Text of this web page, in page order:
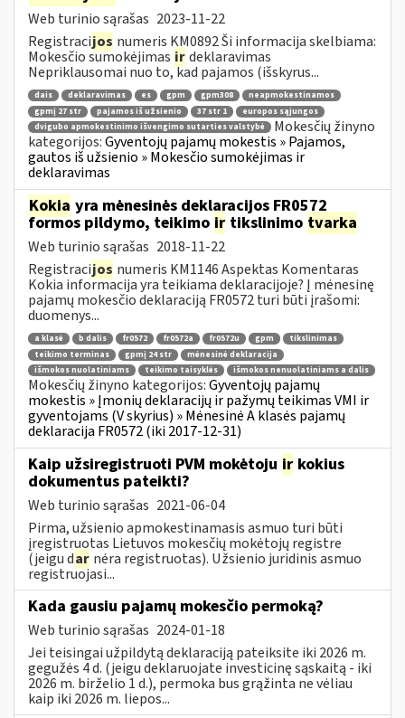
Web turinio sąrašas 2023-11-22
Registracijos numeris KM0892 Ši informacija skelbiama:
Mokesčio sumokėjimas irdeklaravimas
Nepriklausomai nuo to, kad pajamos (išskyrus...
dais deklaravimas es gpm gpm308
neapmokestinamos
gpmį 27 str
pajamos iš užsienio 37 str 1
europos sąjungos
dvigubo apmokestinimo išvengimo sutarties valstybė
Mokesčių žinyno
kategorijos:Gyventojų pajamų mokestis » Pajamos,
gautos iš užsienio » Mokesčio sumokėjimas ir
deklaravimas
Kokia yra mėnesinės deklaracijos FR0572
formos pildymo, teikimo ir tikslinimo tvarka
Web turinio sąrašas 2018-11-22
Registracijos numeris KM1146 Aspektas Komentaras
Kokia informacija yra teikiama deklaracijoje? Į mėnesinę
pajamų mokesčio deklaraciją FR0572 turi būti įrašomi:
duomenys...
a klasė b dalis fr0572 fr0572a fr0572u gpm
tikslinimas
teikimo terminas
gpmį 24 str
mėnesinė deklaracija
išmokos nuolatiniams
teikimo taisyklės išmokos nenuolatiniams a dalis
Mokesčių žinyno kategorijos:Gyventojų pajamų
mokestis » Įmonių deklaracijų ir pažymų teikimas VMI ir
gyventojams (V skyrius) » Mėnesinė A klasės pajamų
deklaracija FR0572 (iki 2017-12-31)
Kaip užsiregistruoti PVM mokėtoju ir kokius
dokumentus pateikti?
Web turinio sąrašas 2021-06-04
Pirma, užsienio apmokestinamasis asmuo turi būti
įregistruotas Lietuvos mokesčių mokėtojų registre
(jeigu dar nėra registruotas). Užsienio juridinis asmuo
registruojasi...
Kada gausiu pajamų mokesčio permoką?
Web turinio sąrašas 2024-01-18
Jei teisingai užpildytą deklaraciją pateiksite iki 2026 m.
gegužės 4 d. (jeigu deklaruojate investicinę sąskaitą - iki
2026 m. birželio 1 d.), permoka bus grąžinta ne vėliau
kaip iki 2026 m. liepos...